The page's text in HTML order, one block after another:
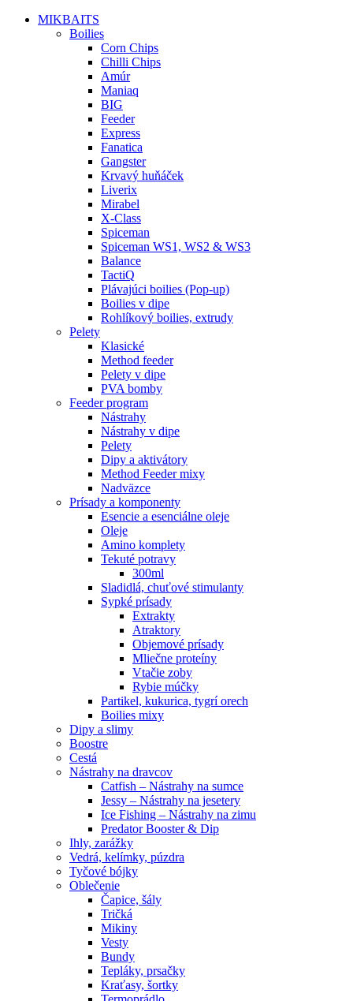
MIKBAITS
Boilies
Corn Chips
Chilli Chips
Amúr
Maniaq
BIG
Feeder
Express
Fanatica
Gangster
Krvavý huňáček
Liverix
Mirabel
X-Class
Spiceman
Spiceman WS1, WS2 & WS3
Balance
TactiQ
Plávajúci boilies (Pop-up)
Boilies v dipe
Rohlíkový boilies, extrudy
Pelety
Klasické
Method feeder
Pelety v dipe
PVA bomby
Feeder program
Nástrahy
Nástrahy v dipe
Pelety
Dipy a aktivátory
Method Feeder mixy
Nadväzce
Prísady a komponenty
Esencie a esenciálne oleje
Oleje
Amino komplety
Tekuté potravy
300ml
Sladidlá, chuťové stimulanty
Sypké prísady
Extrakty
Atraktory
Objemové prísady
Mliečne proteíny
Vtačie zoby
Rybie múčky
Partikel, kukurica, tygrí orech
Boilies mixy
Dipy a slimy
Boostre
Cestá
Nástrahy na dravcov
Catfish – Nástrahy na sumce
Jessy – Nástrahy na jesetery
Ice Fishing – Nástrahy na zimu
Predator Booster & Dip
Ihly, zarážky
Vedrá, kelímky, púzdra
Tyčové bójky
Oblečenie
Čapice, šály
Tričká
Mikiny
Vesty
Bundy
Tepláky, prsačky
Kraťasy, šortky